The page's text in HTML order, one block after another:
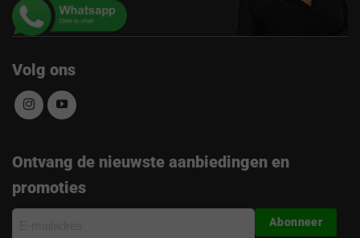
Volg ons
Ontvang de nieuwste aanbiedingen en
promoties
Abonneer